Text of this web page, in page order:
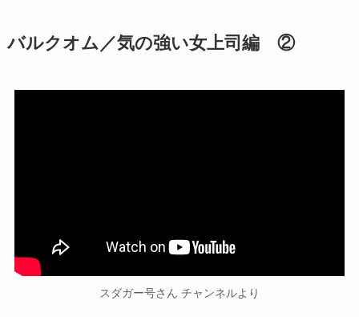
バルクオム／気の強い女上司編 ②
スダガー号さん チャンネルより